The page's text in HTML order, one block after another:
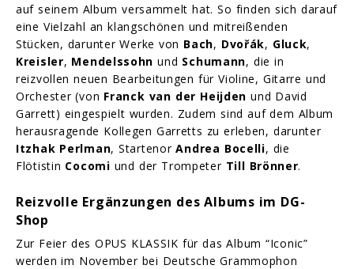
auf seinem Album versammelt hat. So finden sich darauf
eine Vielzahl an klangschönen und mitreißenden
Stücken, darunter Werke von Bach, Dvořák, Gluck,
Kreisler, Mendelssohn und Schumann, die in
reizvollen neuen Bearbeitungen für Violine, Gitarre und
Orchester (von Franck van der Heijden und David
Garrett) eingespielt wurden. Zudem sind auf dem Album
herausragende Kollegen Garretts zu erleben, darunter
Itzhak Perlman, StartenorAndrea Bocelli, die
Flötistin Cocomi und der Trompeter Till Brönner.
Reizvolle Ergänzungen des Albums im DG-
Shop
Zur Feier des OPUS KLASSIK für das Album “Iconic”
werden im November bei Deutsche Grammophon